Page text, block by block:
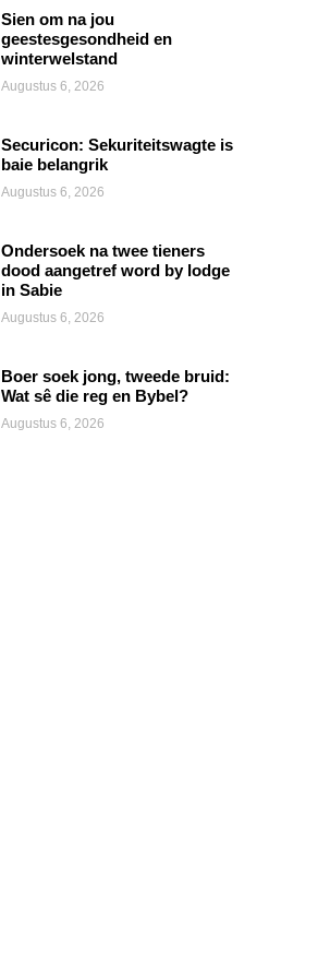
Sien om na jou
geestesgesondheid en
winterwelstand
Augustus 6, 2026
Securicon: Sekuriteitswagte is
baie belangrik
Augustus 6, 2026
Ondersoek na twee tieners
dood aangetref word by lodge
in Sabie
Augustus 6, 2026
Boer soek jong, tweede bruid:
Wat sê die reg en Bybel?
Augustus 6, 2026